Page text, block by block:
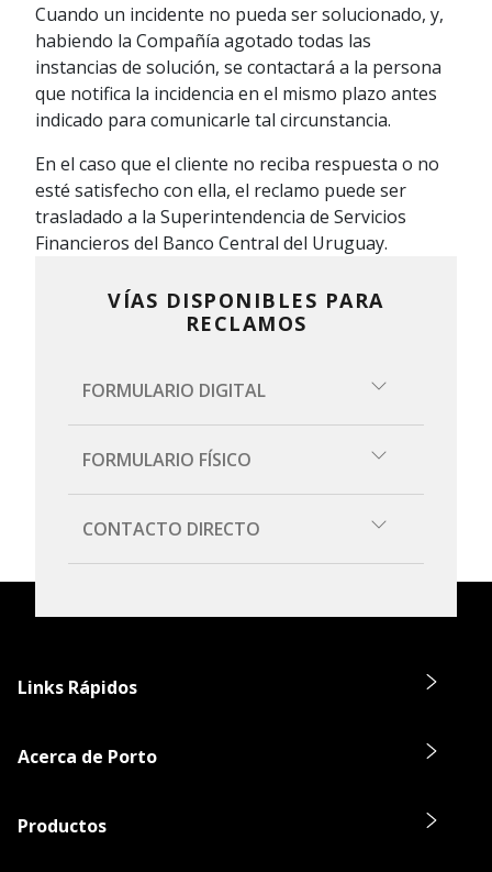
Cuando un incidente no pueda ser solucionado, y,
habiendo la Compañía agotado todas las
instancias de solución, se contactará a la persona
que notifica la incidencia en el mismo plazo antes
indicado para comunicarle tal circunstancia.
En el caso que el cliente no reciba respuesta o no
esté satisfecho con ella, el reclamo puede ser
trasladado a la Superintendencia de Servicios
Financieros del Banco Central del Uruguay.
VÍAS DISPONIBLES PARA
RECLAMOS
FORMULARIO DIGITAL
Completar formulario
FORMULARIO FÍSICO
Descargar
CONTACTO DIRECTO
Oficinas.
Links Rápidos
Acerca de Porto
Productos